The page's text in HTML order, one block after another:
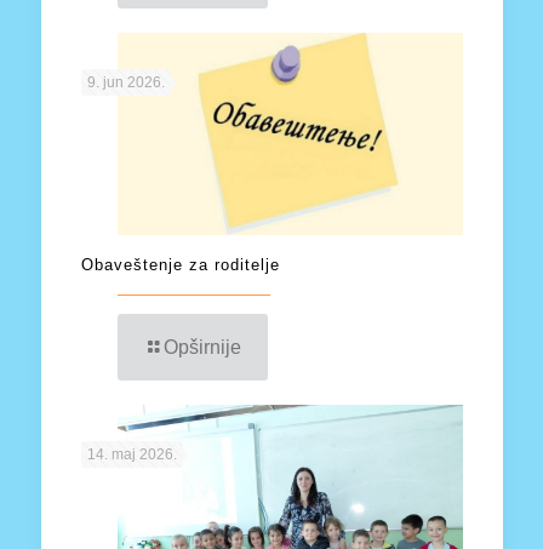
9. jun 2026.
Obaveštenje za roditelje
Opširnije
14. maj 2026.